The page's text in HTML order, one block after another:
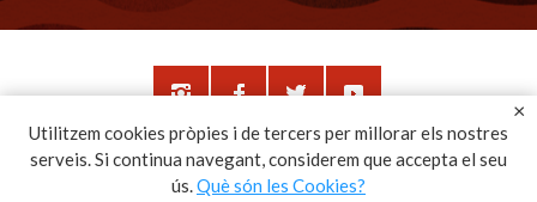
©Copyright © 2026 - Col·legi Monalco -by
Jordi Magaña-Nota Legal -Canal Intern
Utilitzem cookies pròpies i de tercers per millorar els nostres
serveis. Si continua navegant, considerem que accepta el seu
ús.Què són les Cookies?